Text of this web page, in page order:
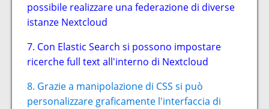
possibile realizzare una federazione di diverse
istanze Nextcloud
7. Con Elastic Search si possono impostare
ricerche full text all'interno di Nextcloud
8. Grazie a manipolazione di CSS si può
personalizzare graficamente l'interfaccia di